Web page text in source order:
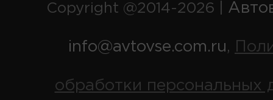
Copyright @2014-2026 |
info@avtovse.com.ru,
обработки персональных